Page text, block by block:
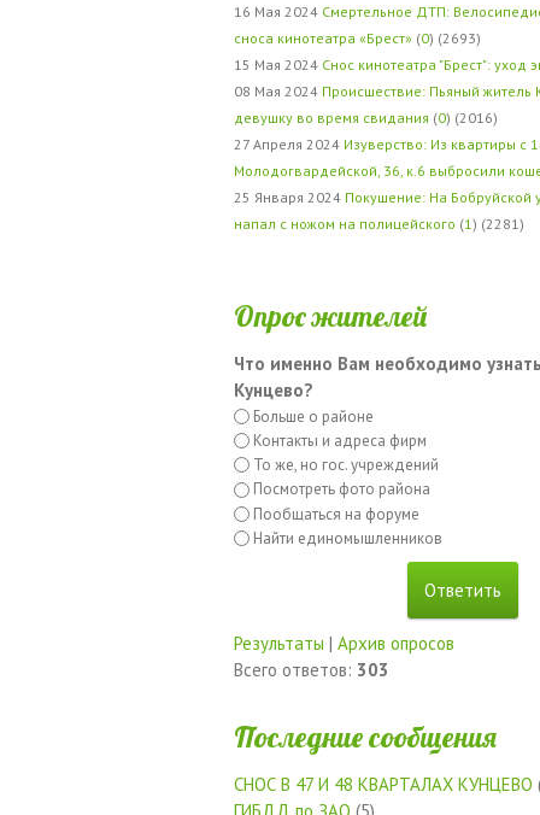
16 Мая 2024 Смертельное ДТП:
сноса кинотеатра «Брест» (0) (2693)
15 Мая 2024 Снос кинотеатра "Брест": уход
08 Мая 2024 Происшествие: Пьяный житель
девушку во время свидания (0) (2016)
27 Апреля 2024 Изуверство: Из квартиры с
Молодогвардейской, 36, к.6 выбросили
25 Января 2024 Покушение: На Бобруйской
напал с ножом на полицейского (1 ) (2281)
Опрос жителей
Что именно Вам необходимо
Кунцево?
Больше о районе
Контакты и адреса фирм
То же, но гос. учреждений
Посмотреть фото района
Пообщаться на форуме
Найти единомышленников
Результаты | Архив опросов
Всего ответов: 303
Последние сообщения
СНОС В 47 И 48 КВАРТАЛАХ КУНЦЕВО